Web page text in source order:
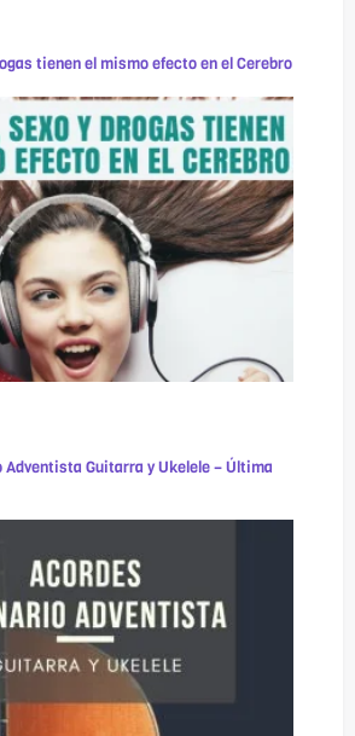
tienen el mismo efecto en el Cerebro
Guitarra y Ukelele – Última